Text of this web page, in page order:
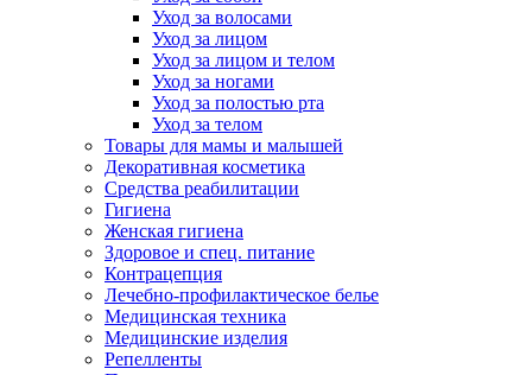
Уход за волосами
Уход за лицом
Уход за лицом и телом
Уход за ногами
Уход за полостью рта
Уход за телом
Товары для мамы и малышей
Декоративная косметика
Средства реабилитации
Гигиена
Женская гигиена
Здоровое и спец. питание
Контрацепция
Лечебно-профилактическое белье
Медицинская техника
Медицинские изделия
Репелленты